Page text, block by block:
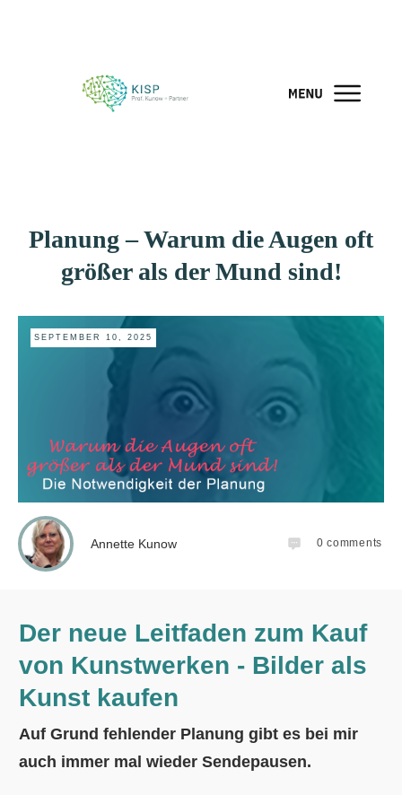
Planung – Warum die Augen oft
größer als der Mund sind!
SEPTEMBER 10, 2025
Annette Kunow 0 comments
Der neue Leitfaden zum Kauf
von Kunstwerken - Bilder als
Kunst kaufen
Auf Grund fehlender Planung gibt es bei mir
auch immer mal wieder Sendepausen.